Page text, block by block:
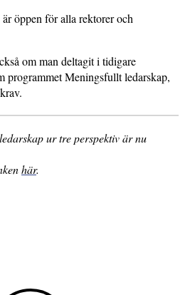
öppen för alla rektorer och
om man deltagit i tidigare
programmet Meningsfullt ledarskap,
ur tre perspektiv är nu
här.